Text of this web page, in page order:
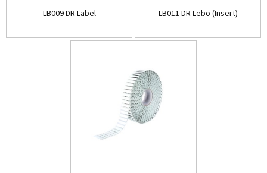
LB009 DR Label LB011 DR Lebo (Insert)